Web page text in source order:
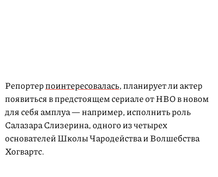
Репортерпоинтересовалась, планирует ли актер
появиться в предстоящем сериале от HBO в новом
для себя амплуа — например, исполнить роль
Салазара Слизерина, одного из четырех
основателей Школы Чародейства и Волшебства
Хогвартс.